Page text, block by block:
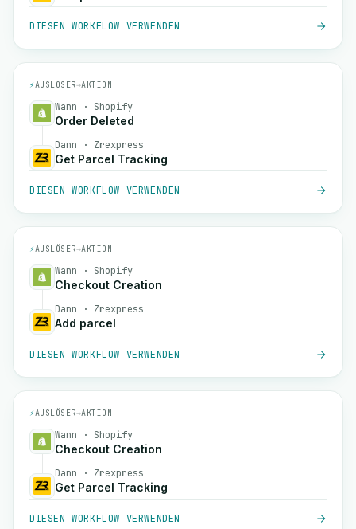
DIESEN WORKFLOW VERWENDEN
⚡AUSLÖSER→AKTION
Wann · Shopify
Order Deleted
Dann · Zrexpress
Get Parcel Tracking
DIESEN WORKFLOW VERWENDEN
⚡AUSLÖSER→AKTION
Wann · Shopify
Checkout Creation
Dann · Zrexpress
Add parcel
DIESEN WORKFLOW VERWENDEN
⚡AUSLÖSER→AKTION
Wann · Shopify
Checkout Creation
Dann · Zrexpress
Get Parcel Tracking
DIESEN WORKFLOW VERWENDEN